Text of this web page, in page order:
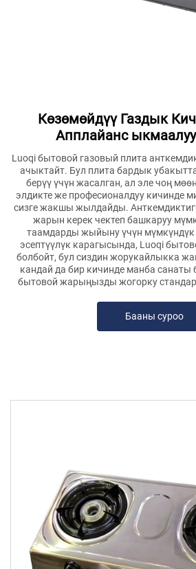
Көзөмөйдүү Газдык
Апплайанс
Luoqi бытовой газовый плита
ачыктайт. Бул плита бардык
берүү үчүн жасалган, ал эле чоң
элдикте же професионалдуу кичинде
сизге жакшы жылдайды.
жарын керек чектеп башкаруу
таамдарды жыйыну үчүн мүмкүндүк
эсептүүлүк карагысында, Luoqi
болбойт, бул сиздин жорукайлыкка
кандай да бир кичинде манба санаты
бытовой жарыңызды жогорку
Бааны суроо